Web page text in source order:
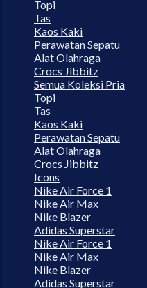
Topi
Tas
Kaos Kaki
Perawatan Sepatu
Alat Olahraga
Crocs Jibbitz
Semua Koleksi Pria
Topi
Tas
Kaos Kaki
Perawatan Sepatu
Alat Olahraga
Crocs Jibbitz
Icons
Nike Air Force 1
Nike Air Max
Nike Blazer
Adidas Superstar
Nike Air Force 1
Nike Air Max
Nike Blazer
Adidas Superstar